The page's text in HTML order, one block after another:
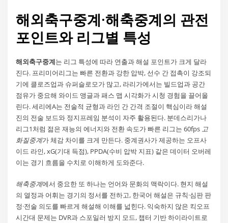
해외축구중계·해축중계의 관전
포인트와 리그별 특성
해외축구중계는 리그 특성에 따라 연출과 해설 포인트가 크게 달라
진다. 프리미어리그는 빠른 전환과 강한 압박, 선수 간 접촉이 강조되
기에 클로즈업과 슈퍼슬로모가 많고, 라리가에서는 빌드업과 공간
점유가 중요해 와이드 앵글과 패스 맵 시각화가 시청 경험을 끌어올
린다. 세리에A는 전술적 균형과 라인 간 간격 조절이 핵심이라 해설
진의 전술 보드와 정지프레임 분석이 자주 활용된다. 분데스리가나
리그1처럼 젊은 재능의 에너지와 전환 속도가 빠른 리그는 60fps 고
화질중계가 체감 차이를 크게 만든다. 중계권사가 제공하는 오프사
이드 라인, xG(기대 득점), PPDA(수비 압박 지표) 같은 데이터 오버레
이는 경기 흐름을 수치로 이해하게 도와준다.
해축중계에서 중요한 또 하나는 언어와 문화의 맥락이다. 현지 해설
의 열정과 어휘는 경기의 정서를 전하고, 한국어 해설은 규칙·심판 판
정·전술 의도를 빠르게 해설해 이해를 넓힌다. 익숙하지 않은 킥오프
시간대 문제는 DVR과 스포일러 방지 모드, 챕터 기반 하이라이트로